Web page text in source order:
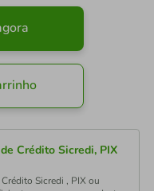
Crédito Sicredi, PIX
Sicredi , PIX ou